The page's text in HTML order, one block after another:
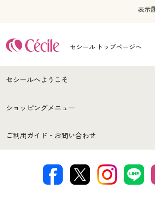
表示
セシール トップページへ
セシールへようこそ
はじめての方へ
セシールご利用規約
著作権・商標について 会社案内
ショッピングメニュー
商品カテゴリ
ご利用ガイド・お問い合わせ
交換・返品は お支払は